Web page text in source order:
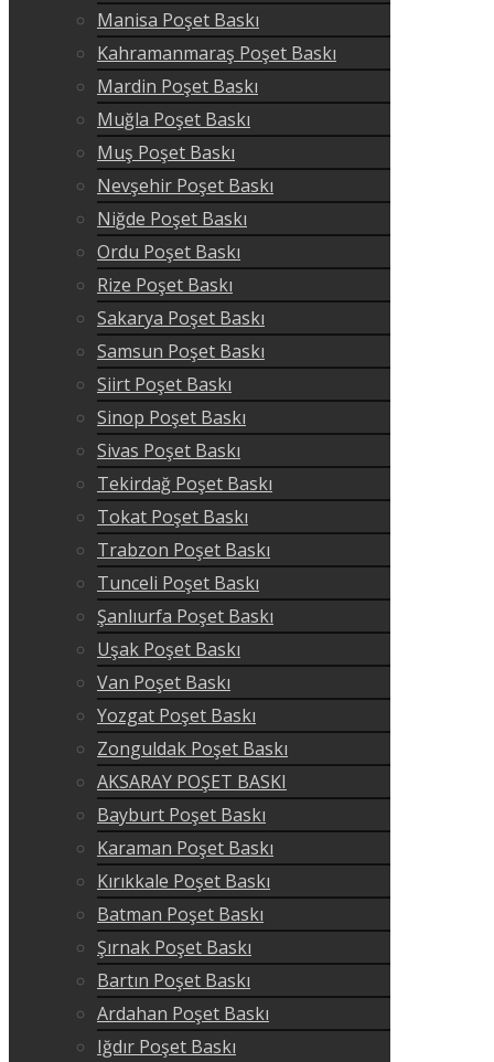
Manisa Poşet Baskı
Kahramanmaraş Poşet Baskı
Mardin Poşet Baskı
Muğla Poşet Baskı
Muş Poşet Baskı
Nevşehir Poşet Baskı
Niğde Poşet Baskı
Ordu Poşet Baskı
Rize Poşet Baskı
Sakarya Poşet Baskı
Samsun Poşet Baskı
Siirt Poşet Baskı
Sinop Poşet Baskı
Sivas Poşet Baskı
Tekirdağ Poşet Baskı
Tokat Poşet Baskı
Trabzon Poşet Baskı
Tunceli Poşet Baskı
Şanlıurfa Poşet Baskı
Uşak Poşet Baskı
Van Poşet Baskı
Yozgat Poşet Baskı
Zonguldak Poşet Baskı
AKSARAY POŞET BASKI
Bayburt Poşet Baskı
Karaman Poşet Baskı
Kırıkkale Poşet Baskı
Batman Poşet Baskı
Şırnak Poşet Baskı
Bartın Poşet Baskı
Ardahan Poşet Baskı
Iğdır Poşet Baskı